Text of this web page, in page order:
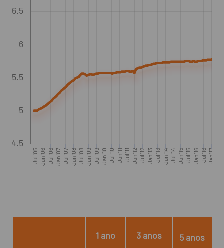
5
5.5
6
6.5
4.5
Jul '05 Jan '06 Jul '06 Jan '07 Jul '07 Jan '08 Jul '08 Jan '09 Jul '09 Jan '10 Jul '10 Jan '11 Jul '11 Jan '12 Jul '12 Jan '13 Jul '13 Jan '14 Jul '14 Jan '15 Jul '15 Jan '16 Jul '16 Jan '17
1 ano 3 anos 5 anos